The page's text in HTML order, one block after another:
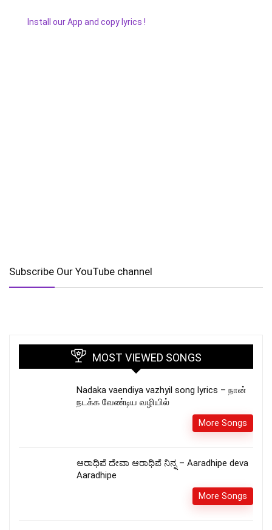
Install our App and copy lyrics !
Subscribe Our YouTube channel
MOST VIEWED SONGS
Nadaka vaendiya vazhyil song lyrics – நான்
நடக்க வேண்டிய வழியில்
More Songs
ಆರಾಧಿಪೆ ದೇವಾ ಆರಾಧಿಪೆ ನಿನ್ನ – Aaradhipe deva
Aaradhipe
More Songs